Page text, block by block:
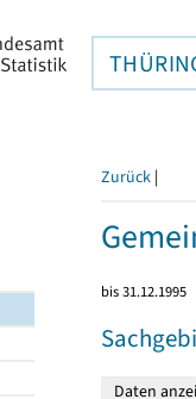
Zurück |
bis 31.12.1995